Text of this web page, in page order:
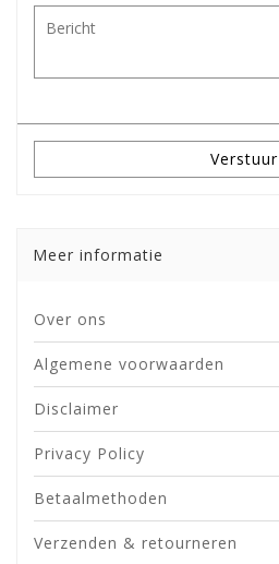
Verstuur
Meer informatie
Over ons
Algemene voorwaarden
Disclaimer
Privacy Policy
Betaalmethoden
Verzenden & retourneren